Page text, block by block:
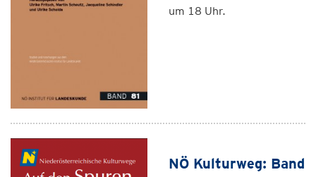
um 18 Uhr.
NÖ Kulturweg: Band